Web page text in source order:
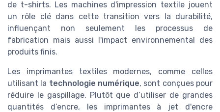
de t-shirts. Les machines d'impression textile jouent
un rôle clé dans cette transition vers la durabilité,
influençant non seulement les processus de
fabrication mais aussi l'impact environnemental des
produits finis.
Les imprimantes textiles modernes, comme celles
utilisant la technologie numérique, sont conçues pour
réduire le gaspillage. Plutôt que d’utiliser de grandes
quantités d’encre, les imprimantes à jet d'encre